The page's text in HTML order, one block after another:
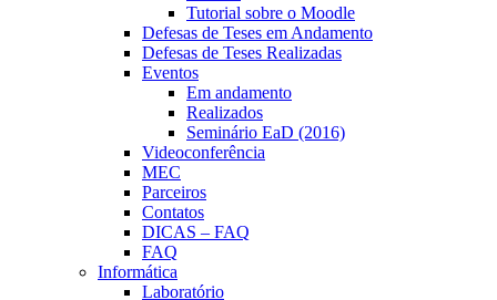
Tutorial sobre o Moodle
Defesas de Teses em Andamento
Defesas de Teses Realizadas
Eventos
Em andamento
Realizados
Seminário EaD (2016)
Videoconferência
MEC
Parceiros
Contatos
DICAS – FAQ
FAQ
Informática
Laboratório